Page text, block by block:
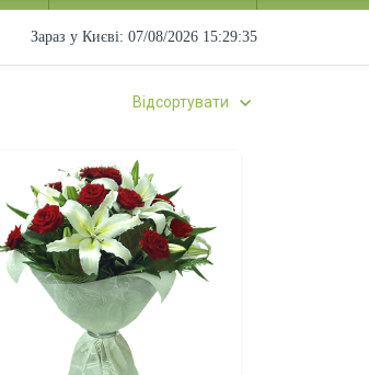
Зараз у Києві: 07/08/2026 15:29:36
Відсортувати